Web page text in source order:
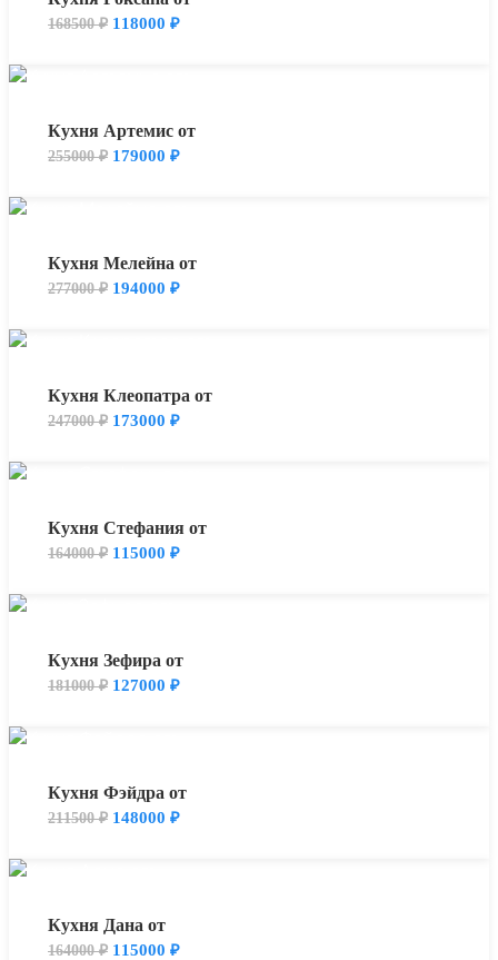
168500₽ 118000 ₽
Кухня Артемис от
255000₽ 179000 ₽
Кухня Мелейна от
277000₽ 194000 ₽
Кухня Клеопатра от
247000₽ 173000 ₽
Кухня Стефания от
164000₽ 115000 ₽
Кухня Зефира от
181000₽ 127000 ₽
Кухня Фэйдра от
211500₽ 148000 ₽
Кухня Дана от
164000₽ 115000 ₽